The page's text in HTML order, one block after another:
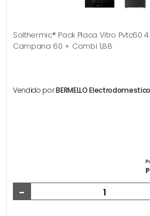
Solthermic® Pack Placa Vitro Pvtc60
Campana 60 + Combi 1,88
Vendido porBERMELLO
-